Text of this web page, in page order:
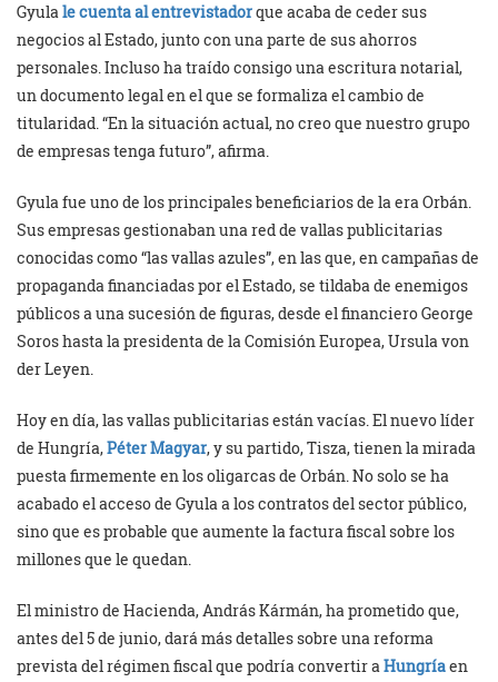
Gyulale cuenta al entrevistadorque acaba de ceder sus
negocios al Estado, junto con una parte de sus ahorros
personales. Incluso ha traído consigo una escritura notarial,
un documento legal en el que se formaliza el cambio de
titularidad. “En la situación actual, no creo que nuestro grupo
de empresas tenga futuro”, afirma.
Gyula fue uno de los principales beneficiarios de la era Orbán.
Sus empresas gestionaban una red de vallas publicitarias
conocidas como “las vallas azules”, en las que, en campañas de
propaganda financiadas por el Estado, se tildaba de enemigos
públicos a una sucesión de figuras, desde el financiero George
Soros hasta la presidenta de la Comisión Europea, Ursula von
der Leyen.
Hoy en día, las vallas publicitarias están vacías. El nuevo líder
de Hungría,Péter Magyar, y su partido, Tisza, tienen la mirada
puesta firmemente en los oligarcas de Orbán. No solo se ha
acabado el acceso de Gyula a los contratos del sector público,
sino que es probable que aumente la factura fiscal sobre los
millones que le quedan.
El ministro de Hacienda, András Kármán, ha prometido que,
antes del 5 de junio, dará más detalles sobre una reforma
prevista del régimen fiscal que podría convertir aHungríaen